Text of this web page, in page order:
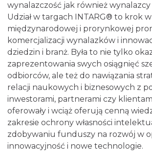
Kult – Pomarańczowa Trasa 2026
Katowice
0.09 km
Myslovitz - Sentymentalny
2000
0.09 km
wynalazczość jak również
Udział w targach INTARG® to krok
międzynarodowej i prorynkowej
komercjalizacji wynalazków i
dziedzin i branż. Była to nie tylko
zaprezentowania swych osiągnięć
odbiorców, ale też do nawiązania
relacji naukowych i biznesowych z
inwestorami, partnerami czy
oferowały i wciąż oferują cenną
zakresie ochrony własności
zdobywaniu funduszy na rozwój w
innowacyjność i nowe technologie.